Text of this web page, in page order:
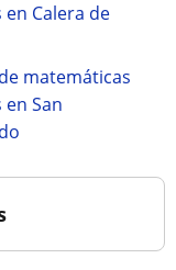
en Calera de
matemáticas
en San